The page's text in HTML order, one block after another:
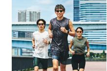
ーケアとは